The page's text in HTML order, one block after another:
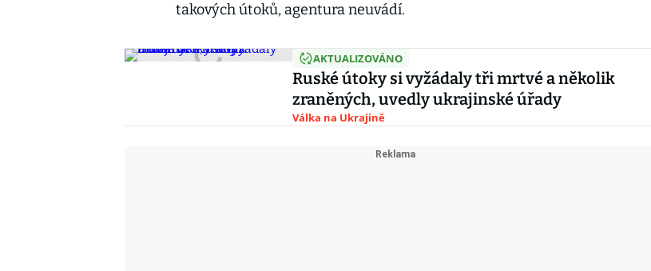
takových útoků, agentura neuvádí.
AKTUALIZOVÁNO
Ruské útoky si vyžádaly tři mrtvé a několik
zraněných, uvedly ukrajinské úřady
Válka na Ukrajině